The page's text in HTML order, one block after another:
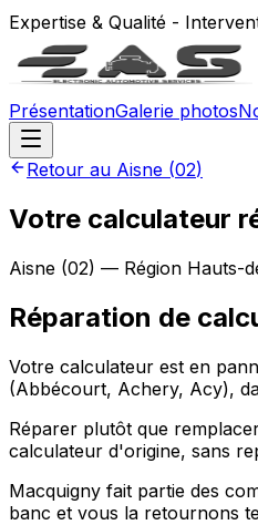
Expertise & Qualité -
PrésentationGalerie photos
Retour au Aisne (02)
Votre calculateur
Aisne (02) — Région Hauts-
Réparation de
Votre calculateur est en
(Abbécourt, Achery, Acy),
Réparer plutôt que
calculateur d'origine, sans
Macquigny fait partie des
banc et vous la retournons